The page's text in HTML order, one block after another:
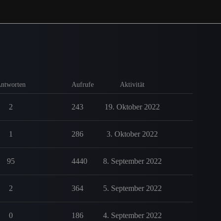
Aufrufe Aktivität
2 243 19. Oktober 2022
1 286 3. Oktober 2022
95 4440 8. September 2022
2 364 5. September 2022
0 186 4. September 2022